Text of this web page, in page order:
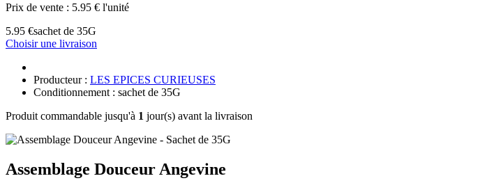
Prix de vente : 5.95 € l'unité
5.95 €sachet de 35G
Choisir une livraison
Producteur : LES EPICES CURIEUSES
Conditionnement : sachet de 35G
Produit commandable jusqu'à 1 jour(s) avant la livraison
Assemblage Douceur Angevine